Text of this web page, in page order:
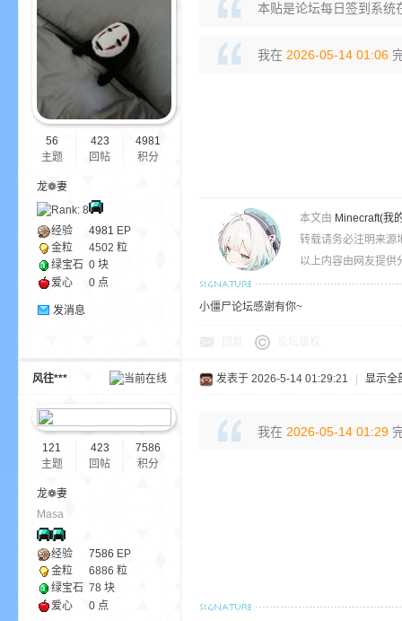
56
主题
423
回帖
4981
积分
龙❁妻
经验 4981 EP
金粒
4502 粒
绿宝石 0 块
爱心
0 点
发消息
本贴是论坛每日签到系统
我在 2026-05-14 01:06
本文由 Minecraft(我
转载请务必注明来源
以上内容由网友提供
小僵尸论坛感谢有你~
风往***
121
主题
423
回帖
7586
积分
龙❁妻
Masa
经验 7586 EP
金粒
6886 粒
绿宝石 78 块
爱心
0 点
发表于 2026-5-14 01:29:21 显示全
我在 2026-05-14 01:29